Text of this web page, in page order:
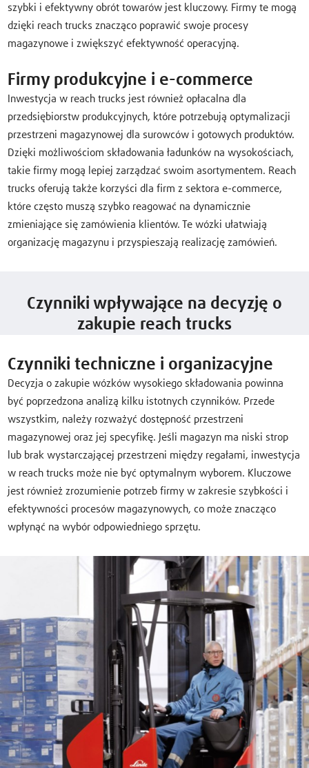
szybki i efektywny obrót towarów jest kluczowy. Firmy te mogą
dzięki reach trucks znacząco poprawić swoje procesy
magazynowe i zwiększyć efektywność operacyjną.
Firmy produkcyjne i e-commerce
Inwestycja w reach trucks jest również opłacalna dla
przedsiębiorstw produkcyjnych, które potrzebują optymalizacji
przestrzeni magazynowej dla surowców i gotowych produktów.
Dzięki możliwościom składowania ładunków na wysokościach,
takie firmy mogą lepiej zarządzać swoim asortymentem. Reach
trucks oferują także korzyści dla firm z sektora e-commerce,
które często muszą szybko reagować na dynamicznie
zmieniające się zamówienia klientów. Te wózki ułatwiają
organizację magazynu i przyspieszają realizację zamówień.
Czynniki wpływające na decyzję o
zakupie reach trucks
Czynniki techniczne i organizacyjne
Decyzja o zakupie wózków wysokiego składowania powinna
być poprzedzona analizą kilku istotnych czynników. Przede
wszystkim, należy rozważyć dostępność przestrzeni
magazynowej oraz jej specyfikę. Jeśli magazyn ma niski strop
lub brak wystarczającej przestrzeni między regałami, inwestycja
w reach trucks może nie być optymalnym wyborem. Kluczowe
jest również zrozumienie potrzeb firmy w zakresie szybkości i
efektywności procesów magazynowych, co może znacząco
wpłynąć na wybór odpowiedniego sprzętu.